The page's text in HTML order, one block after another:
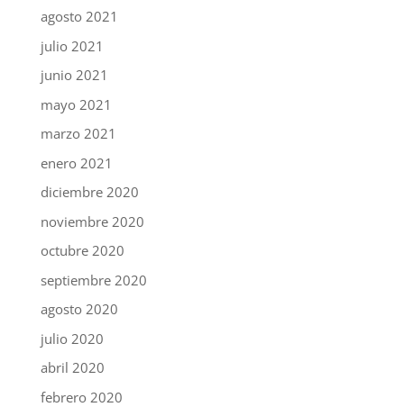
agosto 2021
julio 2021
junio 2021
mayo 2021
marzo 2021
enero 2021
diciembre 2020
noviembre 2020
octubre 2020
septiembre 2020
agosto 2020
julio 2020
abril 2020
febrero 2020